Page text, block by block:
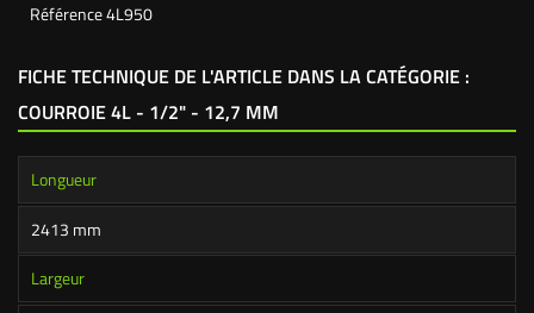
Référence4L950
FICHE TECHNIQUE DE L'ARTICLE DANS LA CATÉGORIE :
COURROIE 4L - 1/2" - 12,7 MM
Longueur
2413 mm
Largeur